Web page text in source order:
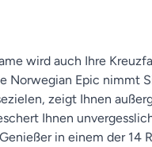
wird auch Ihre
Norwegian Epic nimmt
zeigt Ihnen
Ihnen
in einem der 14